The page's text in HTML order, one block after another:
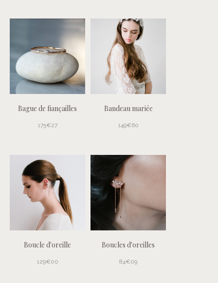
Bague de fiançailles
175€27
Bandeau mariée
149€60
Boucle d'oreille
129€00
Boucles d'oreilles
84€09